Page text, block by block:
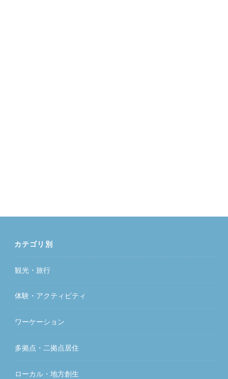
カテゴリ別
観光・旅行
体験・アクティビティ
ワーケーション
多拠点・二拠点居住
ローカル・地方創生